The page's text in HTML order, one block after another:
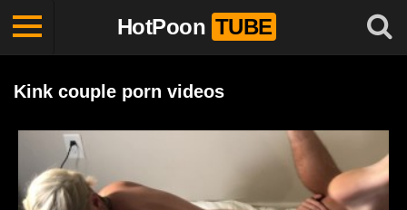
HotPoon TUBE
Kink couple porn videos